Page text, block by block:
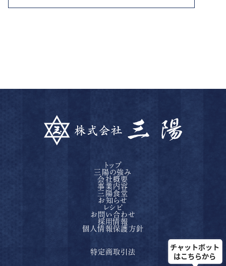
トップ
三陽の強み
会社概要
事業内容
三陽食堂
お知らせ
レシピ
お問い合わせ
採用情報
個人情報保護方針
特定商取引法